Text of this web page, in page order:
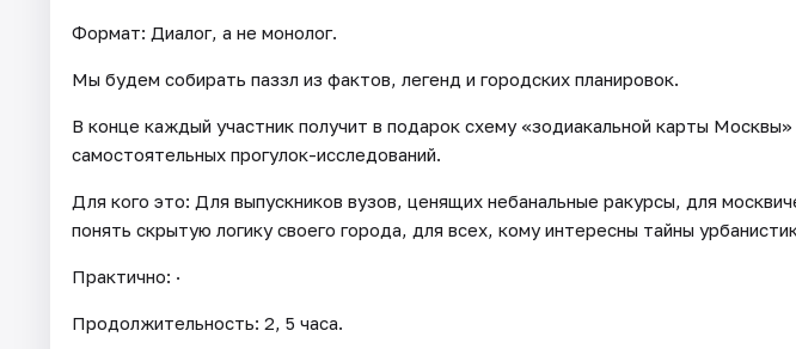
Формат: Диалог, а не монолог.
Мы будем собирать паззл из фактов, легенд и городских планировок.
В конце каждый участник получит в подарок схему «зодиакальной карты
самостоятельных прогулок-исследований.
Для кого это: Для выпускников вузов, ценящих небанальные ракурсы, для
понять скрытую логику своего города, для всех, кому интересны тайны
Практично: ·
Продолжительность: 2, 5 часа.